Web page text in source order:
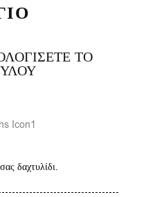
ΤΟ
δαχτυλίδι.